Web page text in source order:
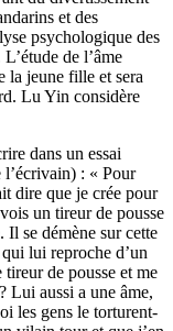
et des
psychologique des
de l’âme
la jeune fille et sera
Lu Yin considère
dans un essai
: « Pour
dire que je crée pour
un tireur de pousse
se démène sur cette
lui reproche d’un
de pousse et me
Lui aussi a une âme,
les gens le torturent-